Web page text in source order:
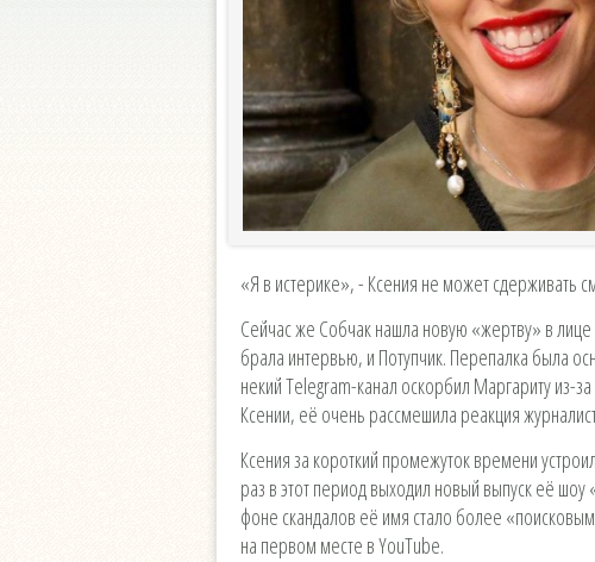
«Я в истерике», - Ксения не может сдерживать
Сейчас же Собчак нашла новую «жертву» в
брала интервью, и Потупчик. Перепалка была
некий Telegram-канал оскорбил Маргариту из-
Ксении, её очень рассмешила реакция
Ксения за короткий промежуток времени
раз в этот период выходил новый выпуск её
фоне скандалов её имя стало более
на первом месте в YouTube.